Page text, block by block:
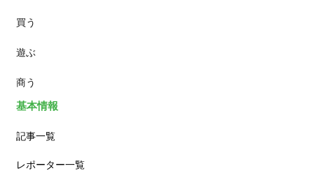
ランチ
カフェ
買う
遊ぶ
商う
基本情報
記事一覧
レポーター一覧